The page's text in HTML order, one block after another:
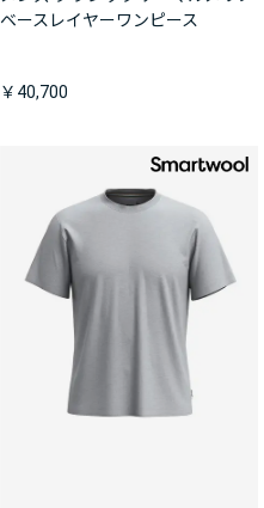
ベースレイヤーワンピース
￥40,700